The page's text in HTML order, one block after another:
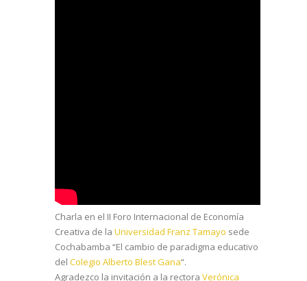
Charla en el II Foro Internacional de Economía
Creativa de la Universidad Franz Tamayo sede
Cochabamba “El cambio de paradigma educativo
del Colegio Alberto Blest Gana“.
Agradezco la invitación a la rectora Verónica